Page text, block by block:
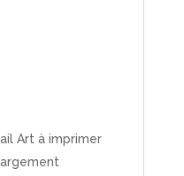
Art à imprimer